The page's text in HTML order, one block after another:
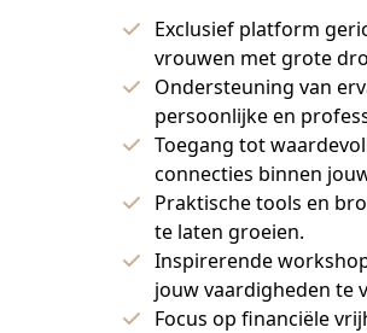
Exclusief platform
vrouwen met grote
Ondersteuning van
persoonlijke en
Toegang tot
connecties binnen
Praktische tools en
te laten groeien.
Inspirerende
jouw vaardigheden te
Focus op financiële